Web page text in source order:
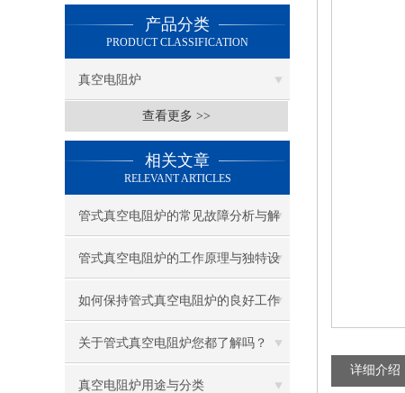
产品分类
PRODUCT CLASSIFICATION
真空电阻炉
查看更多 >>
相关文章
RELEVANT ARTICLES
管式真空电阻炉的常见故障分析与解
决办法
管式真空电阻炉的工作原理与独特设
计特点剖析
如何保持管式真空电阻炉的良好工作
状态？
关于管式真空电阻炉您都了解吗？
真空电阻炉用途与分类
详细介绍